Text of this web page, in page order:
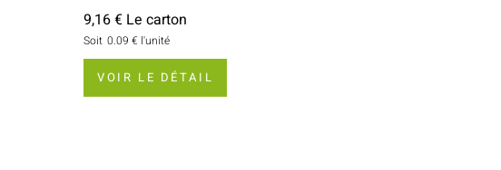
9,16 € Le carton
Soit 0.09 € l'unité
VOIR LE DÉTAIL